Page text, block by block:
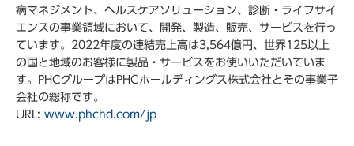
病マネジメント、ヘルスケアソリューション、診断・ライフサイ
エンスの事業領域において、開発、製造、販売、サービスを行っ
ています。2022年度の連結売上高は3,564億円、世界125以上
の国と地域のお客様に製品・サービスをお使いいただいていま
す。PHCグループはPHCホールディングス株式会社とその事業子
会社の総称です。
URL: www.phchd.com/jp